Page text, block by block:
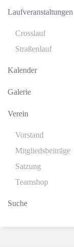
Laufveranstaltungen
Crosslauf
Straßenlauf
Kalender
Galerie
Verein
Vorstand
Mitgliedsbeiträge
Satzung
Teamshop
Suche